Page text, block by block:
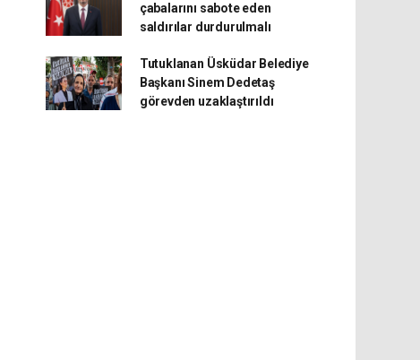
çabalarını sabote eden
saldırılar durdurulmalı
Tutuklanan Üsküdar Belediye
Başkanı Sinem Dedetaş
görevden uzaklaştırıldı